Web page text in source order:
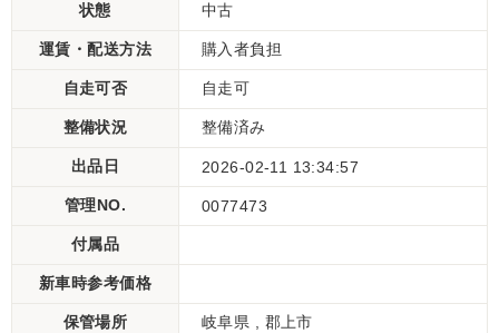
状態 中古
運賃・配送方法 購入者負担
自走可否 自走可
整備状況 整備済み
出品日 2026-02-11 13:34:57
管理NO. 0077473
付属品
新車時参考価格
保管場所 岐阜県 , 郡上市